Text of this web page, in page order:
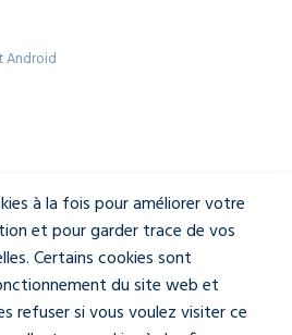
Android
à la fois pour améliorer votre
et pour garder trace de vos
Certains cookies sont
du site web et
refuser si vous voulez visiter ce